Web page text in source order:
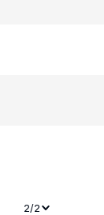
2/2